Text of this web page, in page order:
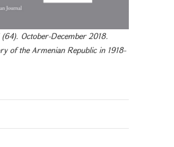
(64). October-December 2018.
of the Armenian Republic in 1918-